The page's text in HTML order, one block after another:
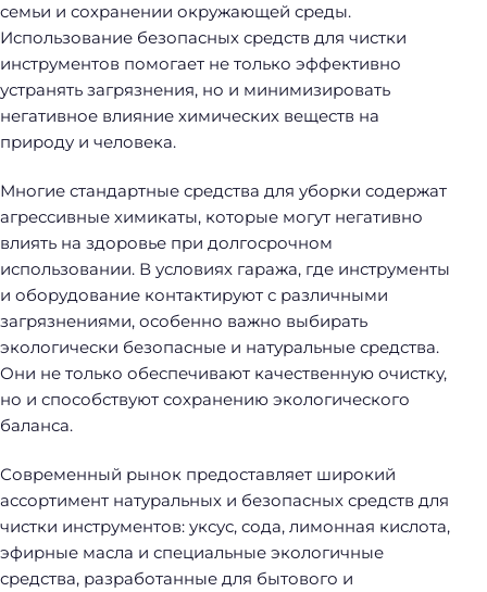
семьи и сохранении окружающей среды.
Использование безопасных средств для чистки
инструментов помогает не только эффективно
устранять загрязнения, но и минимизировать
негативное влияние химических веществ на
природу и человека.
Многие стандартные средства для уборки содержат
агрессивные химикаты, которые могут негативно
влиять на здоровье при долгосрочном
использовании. В условиях гаража, где инструменты
и оборудование контактируют с различными
загрязнениями, особенно важно выбирать
экологически безопасные и натуральные средства.
Они не только обеспечивают качественную очистку,
но и способствуют сохранению экологического
баланса.
Современный рынок предоставляет широкий
ассортимент натуральных и безопасных средств для
чистки инструментов: уксус, сода, лимонная кислота,
эфирные масла и специальные экологичные
средства, разработанные для бытового и